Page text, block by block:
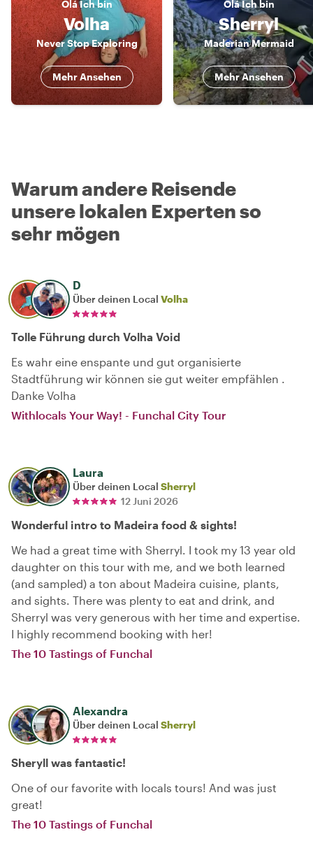
OláIch bin
Volha
Never Stop Exploring
Mehr Ansehen
OláIch bin
Sherryl
Maderian Mermaid
Mehr Ansehen
Warum andere Reisende
unsere lokalen Experten so
sehr mögen
D
Über deinen Local Volha
Tolle Führung durch Volha Void
Es wahr eine enspante und gut organisierte
Stadtführung wir können sie gut weiter empfählen .
Danke Volha
Withlocals Your Way! - Funchal City Tour
Laura
Über deinen Local Sherryl
12 Juni 2026
Wonderful intro to Madeira food & sights!
We had a great time with Sherryl. I took my 13 year old
daughter on this tour with me, and we both learned
(and sampled) a ton about Madeira cuisine, plants,
and sights. There was plenty to eat and drink, and
Sherryl was very generous with her time and expertise.
I highly recommend booking with her!
The 10 Tastings of Funchal
Alexandra
Über deinen Local Sherryl
Sheryll was fantastic!
One of our favorite with locals tours! And was just
great!
The 10 Tastings of Funchal